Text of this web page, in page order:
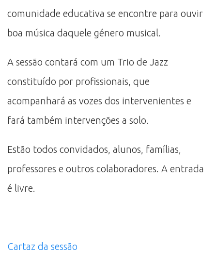
comunidade educativa se encontre para ouvir
boa música daquele género musical.
A sessão contará com um Trio de Jazz
constituído por profissionais, que
acompanhará as vozes dos intervenientes e
fará também intervenções a solo.
Estão todos convidados, alunos, famílias,
professores e outros colaboradores. A entrada
é livre.
Cartaz da sessão